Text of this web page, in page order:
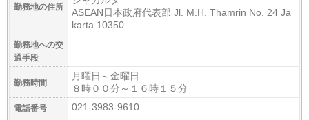
勤務地の住所
ASEAN日本政府代表部 Jl. M.H. Thamrin No. 24 Ja
karta 10350
勤務地への交
通手段
勤務時間
月曜日～金曜日
８時００分～１６時１５分
電話番号 021-3983-9610